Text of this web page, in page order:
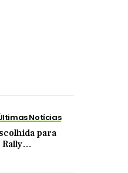
Notícias
para
agro
CNA